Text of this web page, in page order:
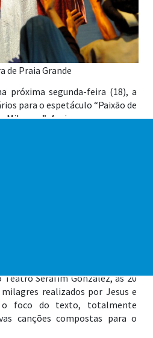
de Praia Grande
próxima segunda-feira (18), a
para o espetáculo “Paixão de
Milagres”. Assim como no ano
(limitadas até 4 ingressos por
a sexta, das 09 às 17 horas,
no Palácio das Artes, com
sendo enviados ao Fundo
Município.
Teatro Serafim Gonzalez, às 20
realizados por Jesus e
o foco do texto, totalmente
canções compostas para o